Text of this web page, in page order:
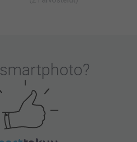
smartphoto?